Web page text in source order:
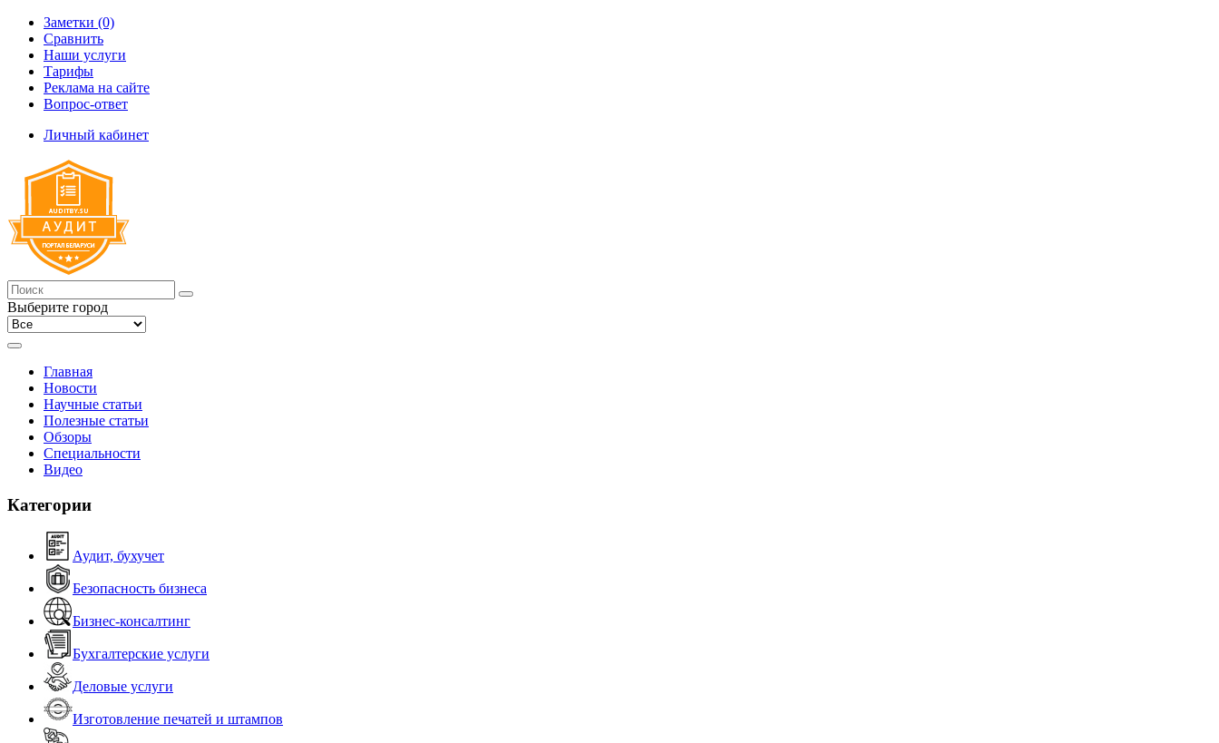
Заметки (0)
Сравнить
Наши услуги
Тарифы
Реклама на сайте
Вопрос-ответ
Личный кабинет
Выберите город
Главная
Новости
Научные статьи
Полезные статьи
Обзоры
Специальности
Видео
Категории
Аудит, бухучет
Безопасность бизнеса
Бизнес-консалтинг
Бухгалтерские услуги
Деловые услуги
Изготовление печатей и штампов